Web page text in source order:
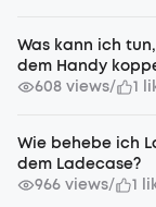
Was kann ich
dem Handy
608 views/ 1
Wie behebe ich
dem Ladecase?
966 views/ 1